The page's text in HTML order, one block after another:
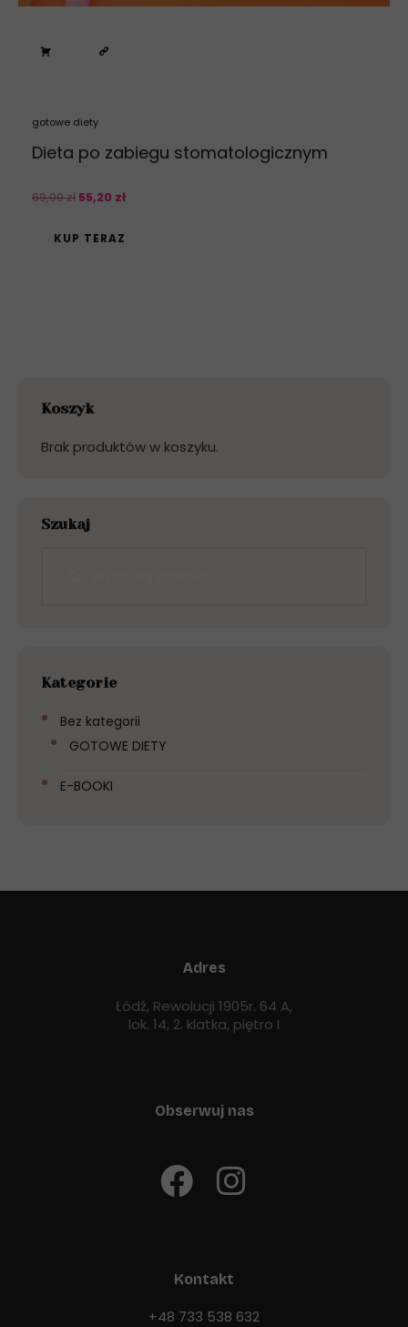
gotowe diety
Dieta po zabiegu stomatologicznym
69,00zł 55,20 zł
KUP TERAZ
Koszyk
Brak produktów w koszyku.
Szukaj
Kategorie
Bez kategorii
GOTOWE DIETY
E-BOOKI
Adres
Łódź, Rewolucji 1905r. 64 A,
lok. 14, 2. klatka, piętro I
Obserwuj nas
Kontakt
+48 733 538 632